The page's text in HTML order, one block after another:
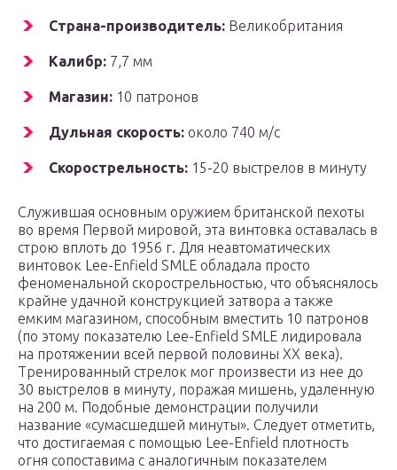
Страна-производитель: Великобритания
Калибр: 7,7 мм
Магазин: 10 патронов
Дульная скорость: около 740 м/с
Скорострельность: 15-20 выстрелов в минуту
Служившая основным оружием британской пехоты
во время Первой мировой, эта винтовка оставалась в
строю вплоть до 1956 г. Для неавтоматических
винтовок Lee-Enfield SMLE обладала просто
феноменальной скорострельностью, что объяснялось
крайне удачной конструкцией затвора а также
емким магазином, способным вместить 10 патронов
(по этому показателю Lee-Enfield SMLE лидировала
на протяжении всей первой половины ХХ века).
Тренированный стрелок мог произвести из нее до
30 выстрелов в минуту, поражая мишень, удаленную
на 200 м. Подобные демонстрации получили
название «сумасшедшей минуты». Следует отметить,
что достигаемая с помощью Lee-Enfield плотность
огня сопоставима с аналогичным показателем